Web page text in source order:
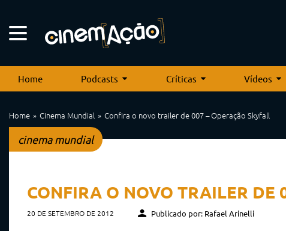
Home Podcasts Críticas Vídeos
Home Cinema Mundial Confira o novo trailer de 007 – Operação Skyfall
cinema mundial
CONFIRA O NOVO TRAILER DE
20 DE SETEMBRO DE 2012 Publicado por: Rafael Arinelli